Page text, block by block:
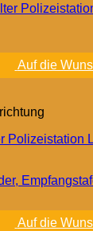
Auf die
Polizeistation
Auf die